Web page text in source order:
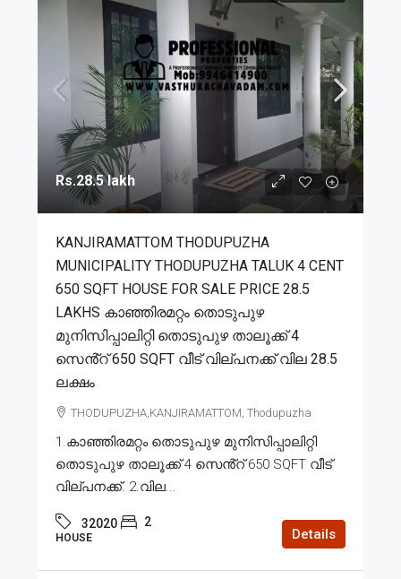
Rs.28.5 lakh
KANJIRAMATTOM THODUPUZHA
MUNICIPALITY THODUPUZHA TALUK 4 CENT
650 SQFT HOUSE FOR SALE PRICE 28.5
LAKHS കാഞ്ഞിരമറ്റം തൊടുപുഴ
മുനിസിപ്പാലിറ്റി തൊടുപുഴ താലൂക്ക് 4
സെൻ്റ് 650 SQFT വീട് വില്പനക്ക് വില 28.5
ലക്ഷം
THODUPUZHA,KANJIRAMATTOM, Thodupuzha
1.കാഞ്ഞിരമറ്റം തൊടുപുഴ മുനിസിപ്പാലിറ്റി
തൊടുപുഴ താലൂക്ക് 4 സെൻ്റ് 650 SQFT വീട്
വില്പനക്ക്. 2.വില...
32020 2
HOUSE Details